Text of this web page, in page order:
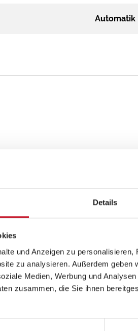
Details
und Anzeigen zu
zu analysieren. Außerdem
Medien, Werbung und
zusammen, die Sie ihnen
Automatik